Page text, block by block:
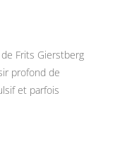
Frits Gierstberg
profond de
et parfois